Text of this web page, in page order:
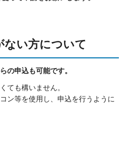
ない方について
の申込も可能です。
ても構いません。
ン等を使用し、申込を行うように